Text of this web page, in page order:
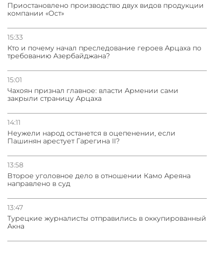
Приостановлено производство двух видов продукции
компании «Ост»
15:33
Кто и почему начал преследование героев Арцаха по
требованию Азербайджана?
15:01
Чахоян признал главное: власти Армении сами
закрыли страницу Арцаха
14:11
Неужели народ останется в оцепенении, если
Пашинян арестует Гарегина II?
13:58
Второе уголовное дело в отношении Камо Ареяна
направлено в суд
13:47
Турецкие журналисты отправились в оккупированный
Акна